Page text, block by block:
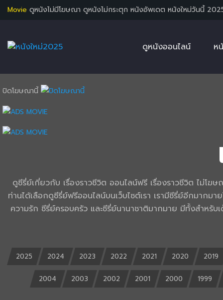
Movie ดูหนังไม่มีโฆษณา ดูหนังไม่กระตุก หนังอัพเดต หนังใหม่วันนี้
ดูหนังออนไลน์ ห
ดูซีรี่ย์เกี่ยวกับ เรื่องราวชีวิต ออนไลน์ฟรี เรื่องราวชีวิต ไม่โ
ท่านได้เลือกดูซีรี่ย์ฟรีออนไลน์บนเว็บไซต์เรา เรามีซีรี่ย์อีกมาก
ความรัก ซีรี่ย์ครอบครัว และซีรี่ย์นานาชาติมากมาย มีทั้งสำหรั
2025 2024 2023 2022 2021 2020 2019
2004 2003 2002 2001 2000 1999
ปิดโฆษณานี้